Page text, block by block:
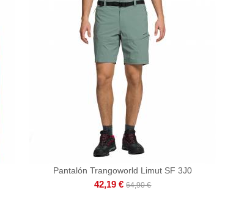
Pantalón Trangoworld Limut SF 3J0
42,19 € 64,90 €